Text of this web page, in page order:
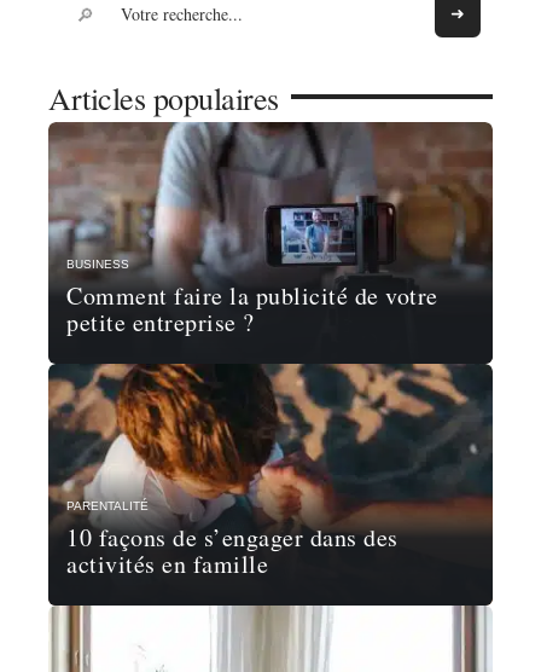
Articles populaires
BUSINESS
Comment faire la publicité de votre
petite entreprise ?
PARENTALITÉ
10 façons de s’engager dans des
activités en famille